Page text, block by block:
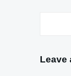
Leave